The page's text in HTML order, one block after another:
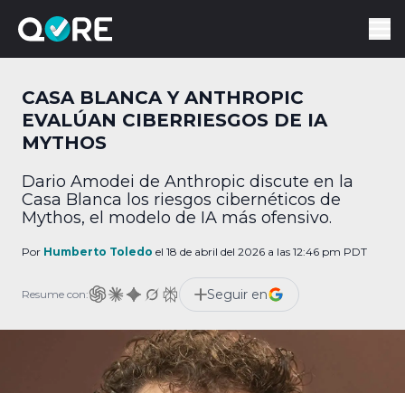
CASA BLANCA Y ANTHROPIC
EVALÚAN CIBERRIESGOS DE IA
MYTHOS
Dario Amodei de Anthropic discute en la
Casa Blanca los riesgos cibernéticos de
Mythos, el modelo de IA más ofensivo.
Por Humberto Toledo el 18 de abril del 2026 a las 12:46 pm PDT
Resume con: Seguir en